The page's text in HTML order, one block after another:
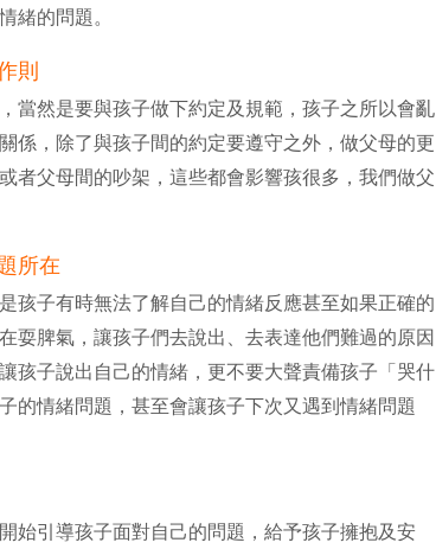
緒的問題。
則
當然是要與孩子做下約定及規範，孩子之所以會亂
係，除了與孩子間的約定要遵守之外，做父母的更
者父母間的吵架，這些都會影響孩很多，我們做父
所在
孩子有時無法了解自己的情緒反應甚至如果正確的
耍脾氣，讓孩子們去說出、去表達他們難過的原因
孩子說出自己的情緒，更不要大聲責備孩子「哭什
的情緒問題，甚至會讓孩子下次又遇到情緒問題
始引導孩子面對自己的問題，給予孩子擁抱及安